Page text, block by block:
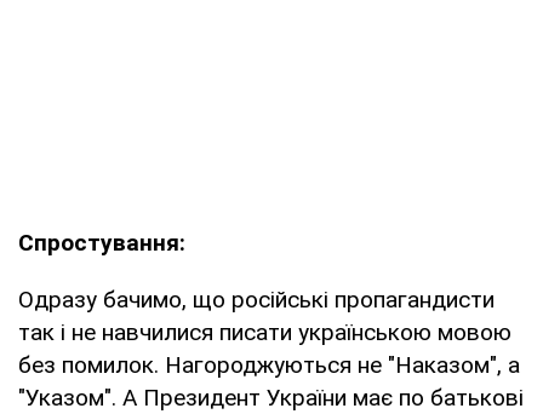
Спростування:
Одразу бачимо, що російські пропагандисти
так і не навчилися писати українською мовою
без помилок. Нагороджуються не "Наказом", а
"Указом". А Президент України має по батькові